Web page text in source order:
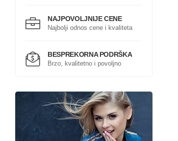
NAJPOVOLJNIJE CENE
Najbolji odnos cene i kvaliteta
BESPREKORNA PODRŠKA
Brzo, kvalitetno i povoljno